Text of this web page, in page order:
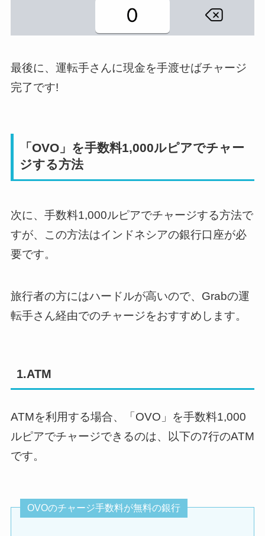
最後に、運転手さんに現金を手渡せばチャージ
完了です!
「OVO」を手数料1,000ルピアでチャー
ジする方法
次に、手数料1,000ルピアでチャージする方法で
すが、この方法はインドネシアの銀行口座が必
要です。
旅行者の方にはハードルが高いので、Grabの運
転手さん経由でのチャージをおすすめします。
1.ATM
ATMを利用する場合、「OVO」を手数料1,000
ルピアでチャージできるのは、以下の7行のATM
です。
OVOのチャージ手数料が無料の銀行